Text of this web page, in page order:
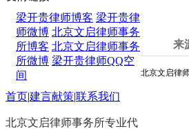
来
北京文启律
梁开贵律师博客 梁开贵律
师微博 北京文启律师事务
所博客 北京文启律师事务
所微博 梁开贵律师QQ空
间
首页|建言献策|联系我们
北京文启律师事务所专业代